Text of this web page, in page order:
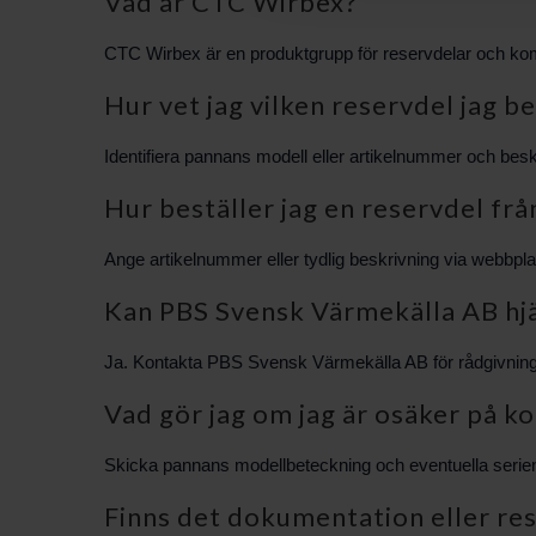
CTC Wirbex är en produktgrupp för reservdelar och
Hur vet jag vilken reservdel jag
Identifiera pannans modell eller artikelnummer och
Hur beställer jag en reservdel
Ange artikelnummer eller tydlig beskrivning via
Kan PBS Svensk Värmekälla AB
Ja. Kontakta PBS Svensk Värmekälla AB för
Vad gör jag om jag är osäker på
Skicka pannans modellbeteckning och eventuella
Finns det dokumentation eller